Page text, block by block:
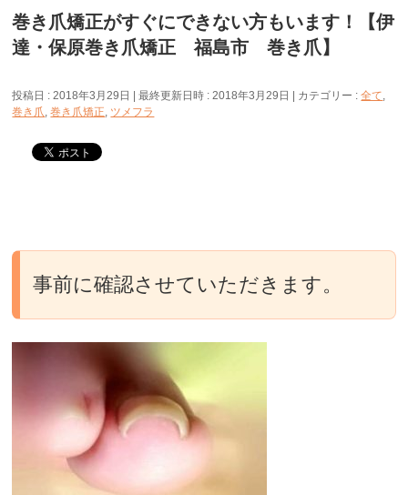
巻き爪矯正がすぐにできない方もいます！【伊
達・保原巻き爪矯正 福島市 巻き爪】
投稿日 : 2018年3月29日 最終更新日時 : 2018年3月29日 カテゴリー :全て,
巻き爪,巻き爪矯正, ツメフラ
事前に確認させていただきます。